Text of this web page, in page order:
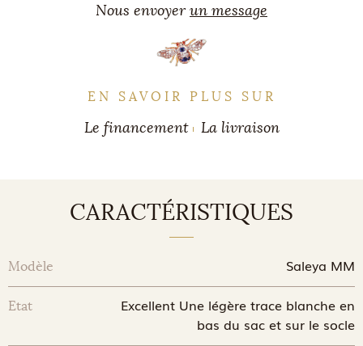
Nous envoyerun message
EN SAVOIR PLUS SUR
Le financement La livraison
CARACTÉRISTIQUES
Modèle Saleya MM
Etat
Excellent Une légère trace blanche en
bas du sac et sur le socle